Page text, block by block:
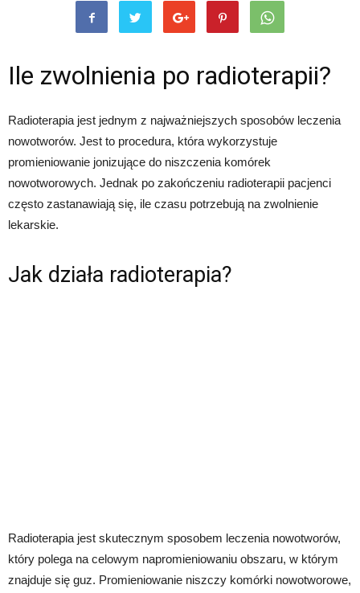
Ile zwolnienia po radioterapii?
Radioterapia jest jednym z najważniejszych sposobów leczenia
nowotworów. Jest to procedura, która wykorzystuje
promieniowanie jonizujące do niszczenia komórek
nowotworowych. Jednak po zakończeniu radioterapii pacjenci
często zastanawiają się, ile czasu potrzebują na zwolnienie
lekarskie.
Jak działa radioterapia?
Radioterapia jest skutecznym sposobem leczenia nowotworów,
który polega na celowym napromieniowaniu obszaru, w którym
znajduje się guz. Promieniowanie niszczy komórki nowotworowe,